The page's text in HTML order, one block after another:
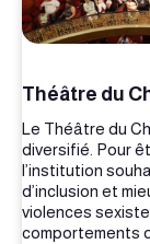
Théâtre du
Le Théâtre du
diversifié. Pour
l’institution
d’inclusion et
violences
comportements